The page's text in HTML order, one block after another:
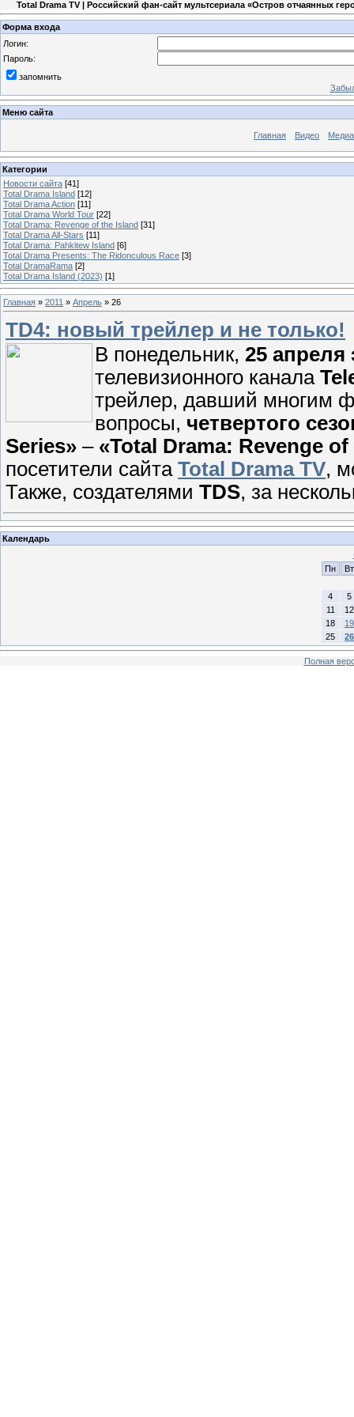
Total Drama TV | Российский фан-сайт мультсериала «Остров отчаянных
Форма входа
Логин:
Пароль:
запомнить
Меню сайта
Главная Видео Медиа
Категории
Новости сайта [41]
Total Drama Island [12]
Total Drama Action [11]
Total Drama World Tour [22]
Total Drama: Revenge of the Island [31]
Total Drama All-Stars [11]
Total Drama: Pahkitew Island [6]
Total Drama Presents: The Ridonculous Race [3]
Total DramaRama [2]
Total Drama Island (2023) [1]
Главная » 2011 » Апрель » 26
TD4: новый трейлер и не только!
В понедельник, 25 апреля
телевизионного канала
трейлер, давший многим
вопросы, четвертого
Series» – «Total Drama: Revenge
посетители сайта Total Drama TV,
Также, создателями TDS, за
Календарь
Пн
Вт
4
5
11
12
18
19
25
26
Полная